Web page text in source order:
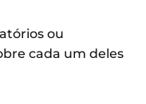
ou
cada um deles